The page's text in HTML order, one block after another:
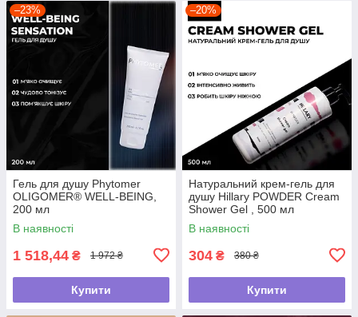
–23%
Гель для душу Phytomer
OLIGOMER® WELL-BEING,
200 мл
В наявності
1 518,44 ₴ 1 972 ₴
Купити
–20%
Натуральний крем-гель для
душу Hillary POWDER Cream
Shower Gel , 500 мл
В наявності
304 ₴ 380 ₴
Купити